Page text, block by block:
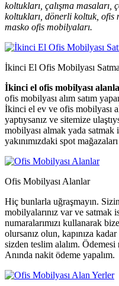
koltukları, çalışma masaları,
koltukları, dönerli koltuk, ofis
masko ofis mobilyaları.
İkinci El Ofis Mobilyası
İkinci el ofis mobilyası
ofis mobilyası alım satım
İkinci el ev ve ofis mobilyası
yaptıysanız ve sitemize
mobilyası almak yada
yakınımızdaki spot
Ofis Mobilyası Alanlar
Hiç bunlarla uğraşmayın.
mobilyalarınız var ve satmak
numaralarımızı kullanarak
olursanız olun, kapınıza
sizden teslim alalım.
Anında nakit ödeme yapalım.